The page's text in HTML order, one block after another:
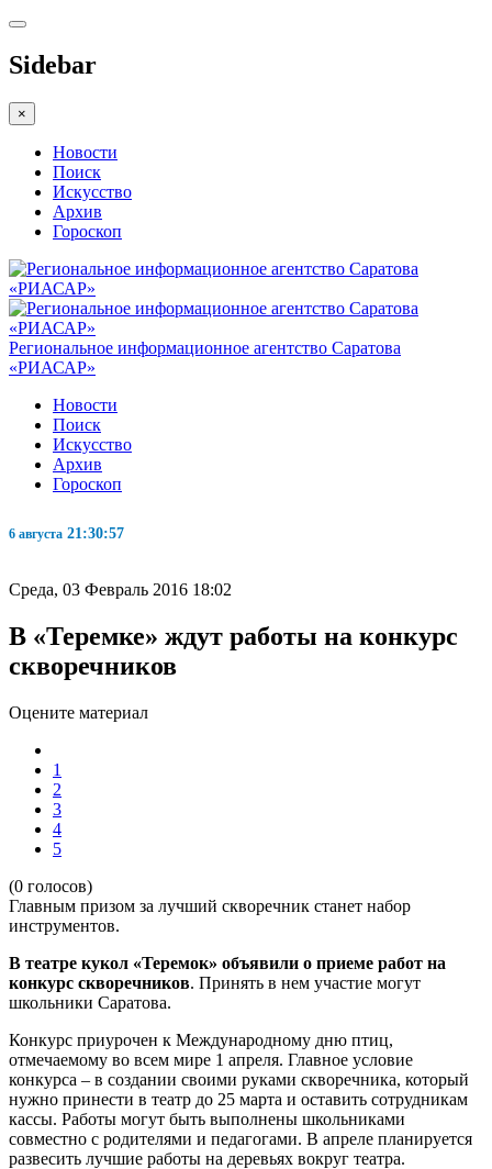
Sidebar
×
Новости
Поиск
Искусство
Архив
Гороскоп
Региональное информационное агентство Саратова
«РИАСАР»
Новости
Поиск
Искусство
Архив
Гороскоп
6 августа 21:30:58
Среда, 03 Февраль 2016 18:02
В «Теремке» ждут работы на конкурс
скворечников
Оцените материал
1
2
3
4
5
(0 голосов)
Главным призом за лучший скворечник станет набор
инструментов.
В театре кукол «Теремок» объявили о приеме работ на
конкурс скворечников. Принять в нем участие могут
школьники Саратова.
Конкурс приурочен к Международному дню птиц,
отмечаемому во всем мире 1 апреля. Главное условие
конкурса – в создании своими руками скворечника, который
нужно принести в театр до 25 марта и оставить сотрудникам
кассы. Работы могут быть выполнены школьниками
совместно с родителями и педагогами. В апреле планируется
развесить лучшие работы на деревьях вокруг театра.